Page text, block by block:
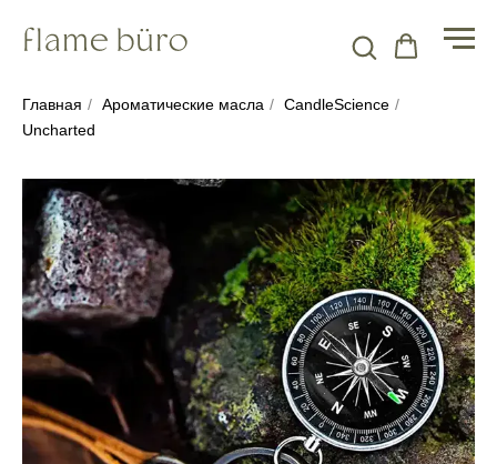
Главная / Ароматические масла / CandleScience /
Uncharted